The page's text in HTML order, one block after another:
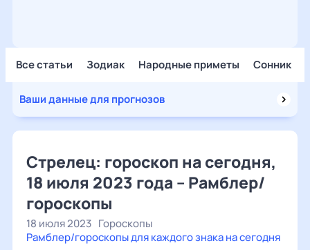
Все статьи Зодиак Народные приметы Сонник
Ваши данные для прогнозов
Стрелец: гороскоп на сегодня,
18 июля 2023 года – Рамблер/
гороскопы
18 июля 2023 Гороскопы
Рамблер/гороскопы для каждого знака на сегодня